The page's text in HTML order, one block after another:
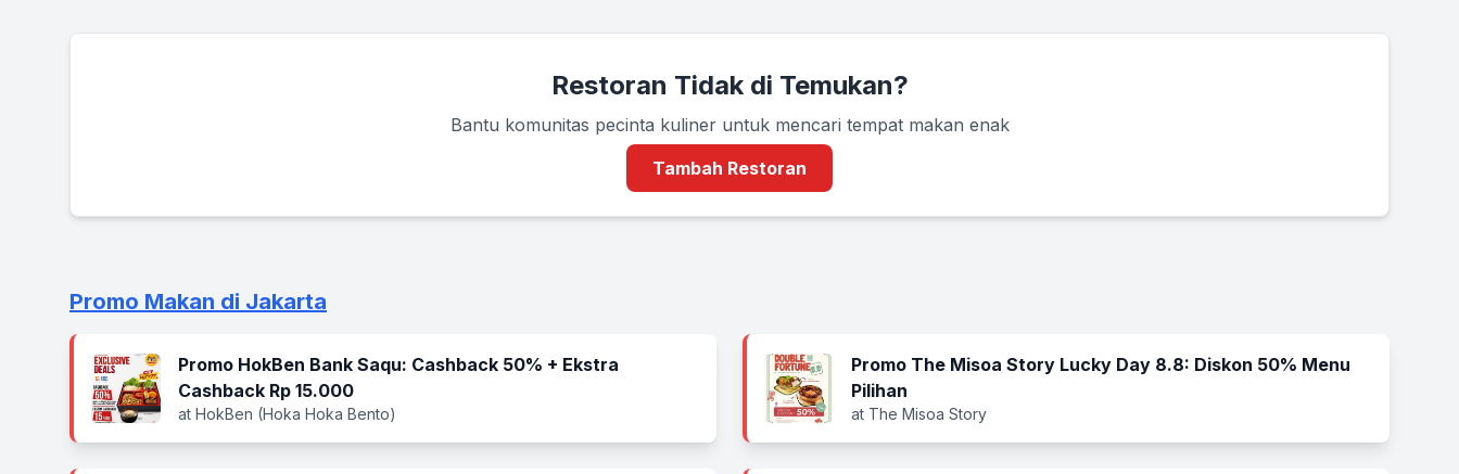
Restoran Tidak di Temukan?
Bantu komunitas pecinta kuliner untuk mencari tempat makan enak
Tambah Restoran
Promo Makan di Jakarta
Promo HokBen Bank Saqu: Cashback 50% + Ekstra
Cashback Rp 15.000
at HokBen (Hoka Hoka Bento)
Promo The Misoa Story Lucky Day 8.8: Diskon 50% Menu
Pilihan
at The Misoa Story